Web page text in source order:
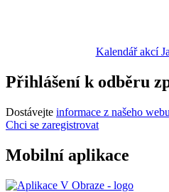
Kalendář akcí
Přihlášení k odběru
Dostávejte informace z našeho webu
Chci se zaregistrovat
Mobilní aplikace